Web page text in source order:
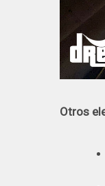
Otros